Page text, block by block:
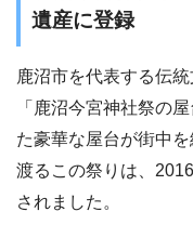
遺産に登録
鹿沼市を代表する伝
「鹿沼今宮神社祭の
た豪華な屋台が街中
渡るこの祭りは、
されました。